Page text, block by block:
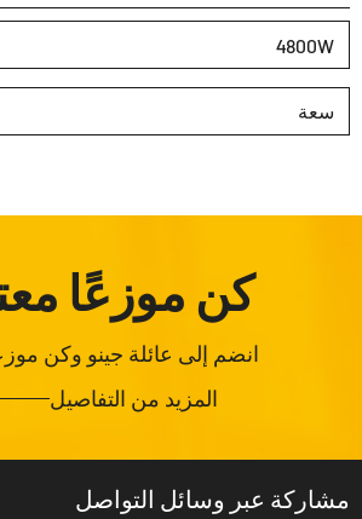
4800W
سعة
كن موزعًا
انضم إلى عائلة جينو وكن
المزيد من التفاصيل
مشاركة عبر وسائل التواصل